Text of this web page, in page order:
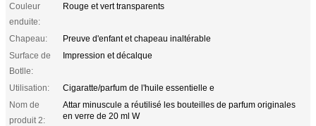
Couleur
enduite:
Rouge et vert transparents
Chapeau:
Preuve d'enfant et chapeau inaltérable
Surface de
Botlle:
Impression et décalque
Utilisation:
Cigaratte/parfum de l'huile essentielle e
Nom de
produit 2:
Attar minuscule a réutilisé les bouteilles de parfum originales
en verre de 20 ml W